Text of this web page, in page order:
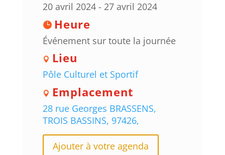
20 avril 2024 - 27 avril 2024
Heure
Événement sur toute la journée
Lieu
Pôle Culturel et Sportif
Emplacement
28 rue Georges BRASSENS,
TROIS BASSINS, 97426,
Ajouter à votre agenda